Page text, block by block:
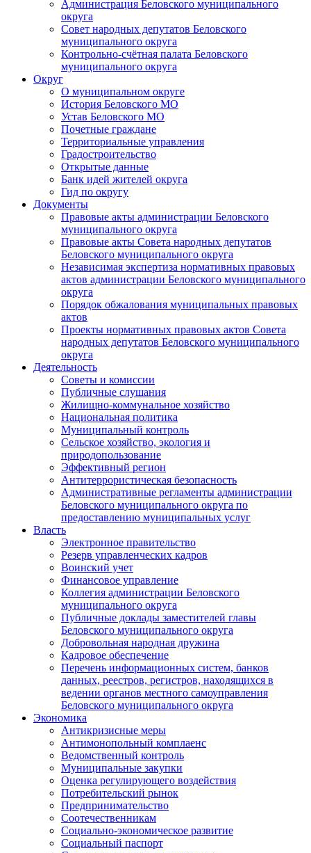
Администрация Беловского муниципального
округа
Совет народных депутатов Беловского
муниципального округа
Контрольно-счётная палата Беловского
муниципального округа
Округ
О муниципальном округе
История Беловского МО
Устав Беловского МО
Почетные граждане
Территориальные управления
Градостроительство
Открытые данные
Банк идей жителей округа
Гид по округу
Документы
Правовые акты администрации Беловского
муниципального округа
Правовые акты Совета народных депутатов
Беловского муниципального округа
Независимая экспертиза нормативных правовых
актов администрации Беловского муниципального
округа
Порядок обжалования муниципальных правовых
актов
Проекты нормативных правовых актов Совета
народных депутатов Беловского муниципального
округа
Деятельность
Советы и комиссии
Публичные слушания
Жилищно-коммунальное хозяйство
Национальная политика
Муниципальный контроль
Сельское хозяйство, экология и
природопользование
Эффективный регион
Антитеррористическая безопасность
Административные регламенты администрации
Беловского муниципального округа по
предоставлению муниципальных услуг
Власть
Электронное правительство
Резерв управленческих кадров
Воинский учет
Финансовое управление
Коллегия администрации Беловского
муниципального округа
Публичные доклады заместителей главы
Беловского муниципального округа
Добровольная народная дружина
Кадровое обеспечение
Перечень информационных систем, банков
данных, реестров, регистров, находящихся в
ведении органов местного самоуправления
Беловского муниципального округа
Экономика
Антикризисные меры
Антимонопольный комплаенс
Ведомственный контроль
Муниципальные закупки
Оценка регулирующего воздействия
Потребительский рынок
Предпринимательство
Соотечественникам
Социально-экономическое развитие
Социальный паспорт